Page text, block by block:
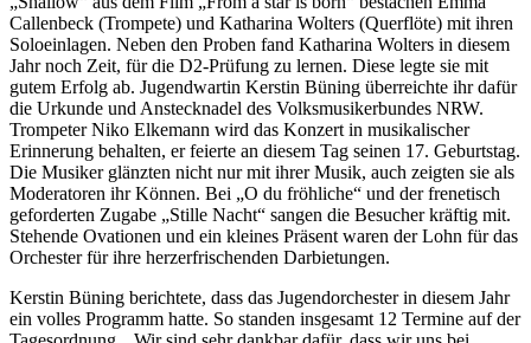
Callenbeck (Trompete) und Katharina Wolters (Querflöte) mit ihren
Soloeinlagen. Neben den Proben fand Katharina Wolters in diesem
Jahr noch Zeit, für die D2-Prüfung zu lernen. Diese legte sie mit
gutem Erfolg ab. Jugendwartin Kerstin Büning überreichte ihr dafür
die Urkunde und Anstecknadel des Volksmusikerbundes NRW.
Trompeter Niko Elkemann wird das Konzert in musikalischer
Erinnerung behalten, er feierte an diesem Tag seinen 17. Geburtstag.
Die Musiker glänzten nicht nur mit ihrer Musik, auch zeigten sie als
Moderatoren ihr Können. Bei „O du fröhliche“ und der frenetisch
geforderten Zugabe „Stille Nacht“ sangen die Besucher kräftig mit.
Stehende Ovationen und ein kleines Präsent waren der Lohn für das
Orchester für ihre herzerfrischenden Darbietungen.
Kerstin Büning berichtete, dass das Jugendorchester in diesem Jahr
ein volles Programm hatte. So standen insgesamt 12 Termine auf der